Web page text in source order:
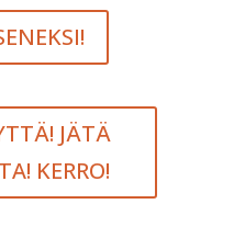
JÄTÄ
KERRO!